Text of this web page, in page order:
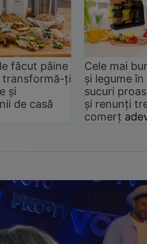
făcut pâine
transformă-ți
și
de casă
Cele mai
și legume
sucuri
și renunți
comerț